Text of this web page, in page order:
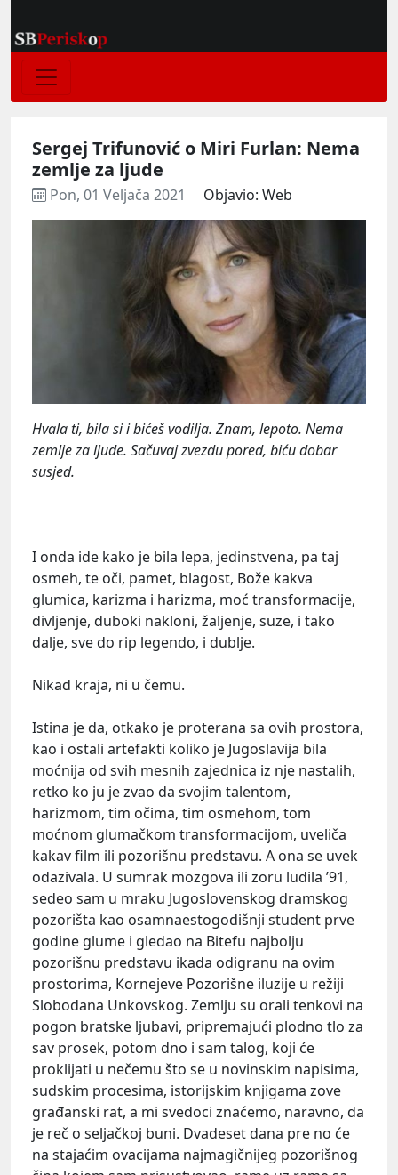
Sergej Trifunović o Miri Furlan: Nema
zemlje za ljude
Pon, 01 Veljača 2021 Objavio: Web
Hvala ti, bila si i bićeš vodilja. Znam, lepoto. Nema
zemlje za ljude. Sačuvaj zvezdu pored, biću dobar
susjed.
I onda ide kako je bila lepa, jedinstvena, pa taj
osmeh, te oči, pamet, blagost, Bože kakva
glumica, karizma i harizma, moć transformacije,
divljenje, duboki nakloni, žaljenje, suze, i tako
dalje, sve do rip legendo, i dublje.
Nikad kraja, ni u čemu.
Istina je da, otkako je proterana sa ovih prostora,
kao i ostali artefakti koliko je Jugoslavija bila
moćnija od svih mesnih zajednica iz nje nastalih,
retko ko ju je zvao da svojim talentom,
harizmom, tim očima, tim osmehom, tom
moćnom glumačkom transformacijom, uveliča
kakav film ili pozorišnu predstavu. A ona se uvek
odazivala. U sumrak mozgova ili zoru ludila ’91,
sedeo sam u mraku Jugoslovenskog dramskog
pozorišta kao osamnaestogodišnji student prve
godine glume i gledao na Bitefu najbolju
pozorišnu predstavu ikada odigranu na ovim
prostorima, Кornejeve Pozorišne iluzije u režiji
Slobodana Unkovskog. Zemlju su orali tenkovi na
pogon bratske ljubavi, pripremajući plodno tlo za
sav prosek, potom dno i sam talog, koji će
proklijati u nečemu što se u novinskim napisima,
sudskim procesima, istorijskim knjigama zove
građanski rat, a mi svedoci znaćemo, naravno, da
je reč o seljačkoj buni. Dvadeset dana pre no će
na stajaćim ovacijama najmagičnijeg pozorišnog